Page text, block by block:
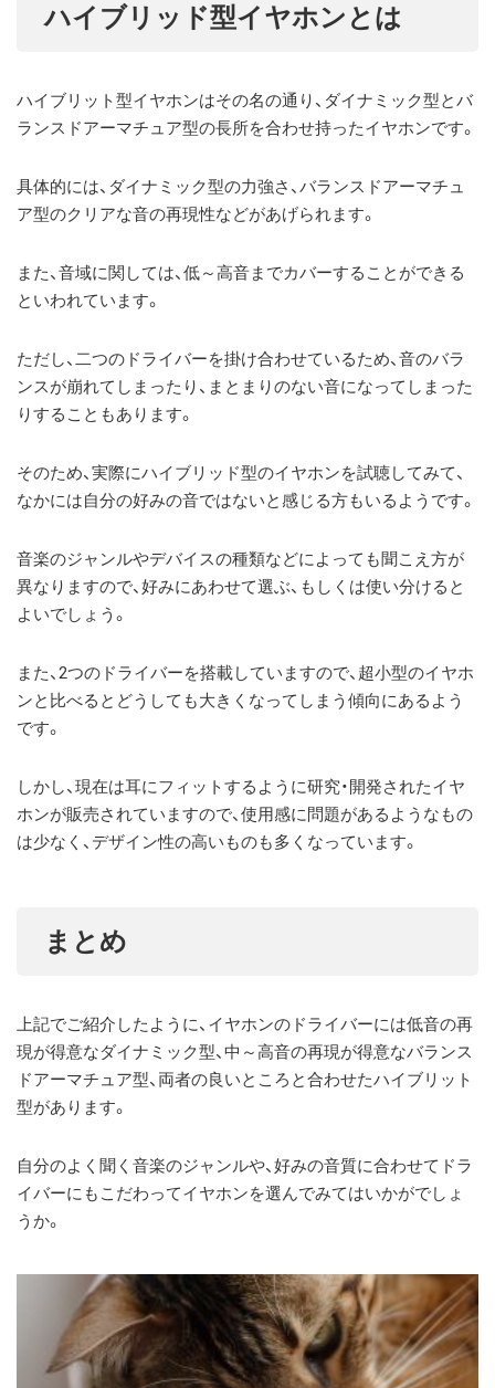
ハイブリッド型イヤホンとは
ハイブリット型イヤホンはその名の通り、ダイナミック型とバ
ランスドアーマチュア型の長所を合わせ持ったイヤホンです。
具体的には、ダイナミック型の力強さ、バランスドアーマチュ
ア型のクリアな音の再現性などがあげられます。
また、音域に関しては、低～高音までカバーすることができる
といわれています。
ただし、二つのドライバーを掛け合わせているため、音のバラ
ンスが崩れてしまったり、まとまりのない音になってしまった
りすることもあります。
そのため、実際にハイブリッド型のイヤホンを試聴してみて、
なかには自分の好みの音ではないと感じる方もいるようです。
音楽のジャンルやデバイスの種類などによっても聞こえ方が
異なりますので、好みにあわせて選ぶ、もしくは使い分けると
よいでしょう。
また、2つのドライバーを搭載していますので、超小型のイヤホ
ンと比べるとどうしても大きくなってしまう傾向にあるよう
です。
しかし、現在は耳にフィットするように研究・開発されたイヤ
ホンが販売されていますので、使用感に問題があるようなもの
は少なく、デザイン性の高いものも多くなっています。
まとめ
上記でご紹介したように、イヤホンのドライバーには低音の再
現が得意なダイナミック型、中～高音の再現が得意なバランス
ドアーマチュア型、両者の良いところと合わせたハイブリット
型があります。
自分のよく聞く音楽のジャンルや、好みの音質に合わせてドラ
イバーにもこだわってイヤホンを選んでみてはいかがでしょ
うか。